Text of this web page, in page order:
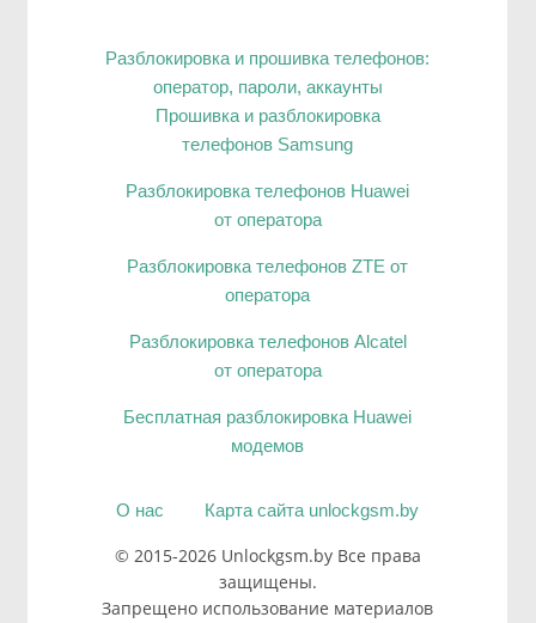
Разблокировка и прошивка телефонов:
оператор, пароли, аккаунты
Прошивка и разблокировка
телефонов Samsung
Разблокировка телефонов Huawei
от оператора
Разблокировка телефонов ZTE от
оператора
Разблокировка телефонов Alcatel
от оператора
Бесплатная разблокировка Huawei
модемов
О нас Карта сайта unlockgsm.by
© 2015-2026 Unlockgsm.by Все права
защищены.
Запрещено использование материалов